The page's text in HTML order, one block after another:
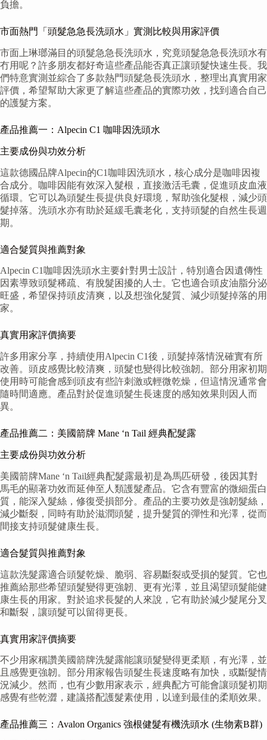
負擔。
市面熱門「頭髮急急長洗頭水」實測比較與用家評價
市面上琳瑯滿目的頭髮急急長洗頭水，究竟頭髮急急長洗頭水有
冇用呢？許多朋友都好奇這些產品能否真正讓頭髮快速生長。我
們特意實測並綜合了多款熱門頭髮急長洗頭水，整理出真實用家
評價，希望幫助大家更了解這些產品的實際功效，找到適合自己
的護髮方案。
產品推薦一：Alpecin C1 咖啡因洗頭水
主要成份與功效分析
這款德國品牌Alpecin的C1咖啡因洗頭水，核心成分是咖啡因複
合成分。咖啡因能有效深入髮根，直接激活毛囊，促進頭皮血液
循環。它可以為頭髮生長提供良好環境，幫助強化髮根，減少頭
髮掉落。洗頭水亦有助於延緩毛囊老化，支持頭髮的自然生長週
期。
適合髮質與推薦對象
Alpecin C1咖啡因洗頭水主要針對男士設計，特別適合因遺傳性
因素導致頭髮稀疏、有脫髮困擾的人士。它也適合頭皮油脂分泌
旺盛，希望保持頭皮清爽，以及想強化髮質、減少頭髮掉落的用
家。
真實用家評價摘要
許多用家分享，持續使用Alpecin C1後，頭髮掉落情況確實有所
改善。頭皮感覺比較清爽，頭髮也變得比較強韌。部分用家初期
使用時可能會感到頭皮有些許刺激或輕微乾燥，但這情況通常會
隨時間適應。產品對於促進頭髮生長速度的感知效果則因人而
異。
產品推薦二：美國箭牌 Mane ‘n Tail 經典配髮露
主要成份與功效分析
美國箭牌Mane ‘n Tail經典配髮露最初是為馬匹研發，後因其對
馬毛的顯著功效而延伸至人類護髮產品。它含有豐富的微細蛋白
質，能深入髮絲，修復受損部分。產品的主要功效是強韌髮絲，
減少斷裂，同時有助於滋潤頭髮，提升髮質的彈性和光澤，從而
間接支持頭髮健康生長。
適合髮質與推薦對象
這款洗髮露適合頭髮乾燥、脆弱、容易斷裂或受損的髮質。它也
推薦給那些希望頭髮變得更強韌、更有光澤，並且渴望頭髮能健
康生長的用家。對於追求長髮的人來說，它有助於減少髮尾分叉
和斷裂，讓頭髮可以留得更長。
真實用家評價摘要
不少用家稱讚美國箭牌洗髮露能讓頭髮變得更柔順，有光澤，並
且感覺更強韌。部分用家報告頭髮生長速度略有加快，或斷髮情
況減少。然而，也有少數用家表示，經典配方可能會讓頭髮初期
感覺有些乾澀，建議搭配護髮素使用，以達到最佳的柔順效果。
產品推薦三：Avalon Organics 強根健髮有機洗頭水 (生物素B群)